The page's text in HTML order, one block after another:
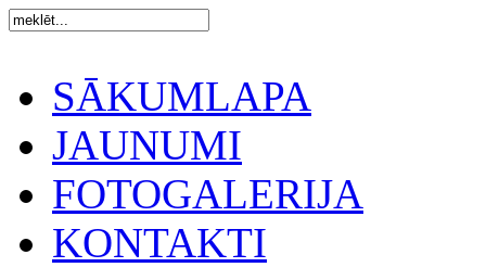
SĀKUMLAPA
JAUNUMI
FOTOGALERIJA
KONTAKTI